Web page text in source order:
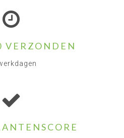
VERZONDEN